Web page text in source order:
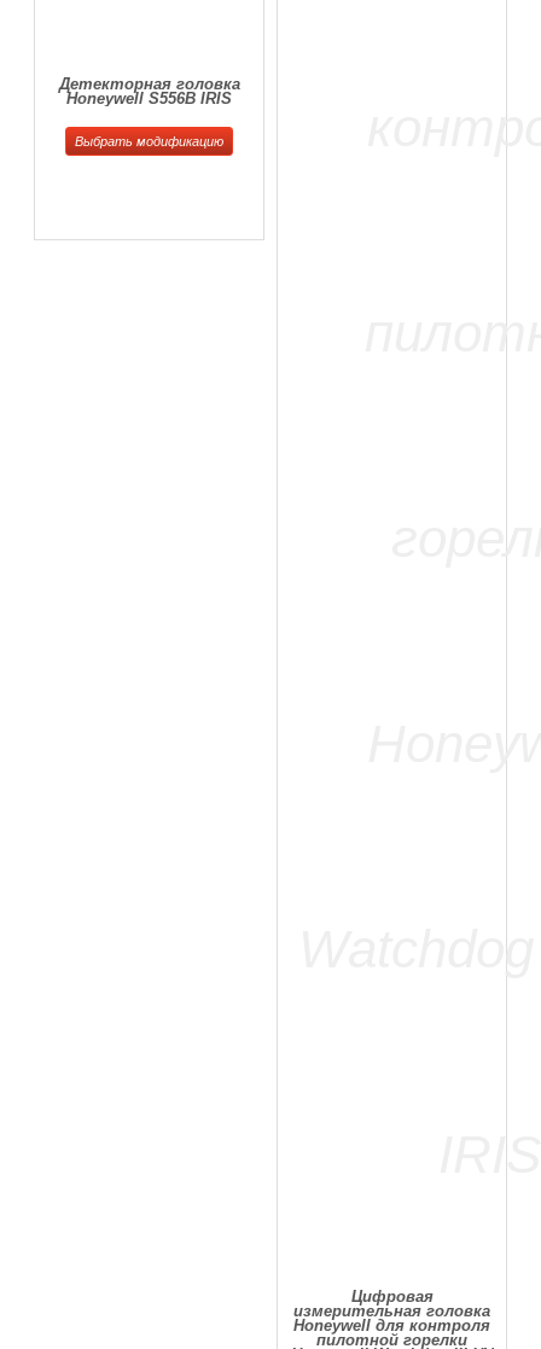
Детекторная головка
Honeywell S556B IRIS
Выбрать модификацию
Цифровая
измерительная головка
Honeywell для контроля
пилотной горелки